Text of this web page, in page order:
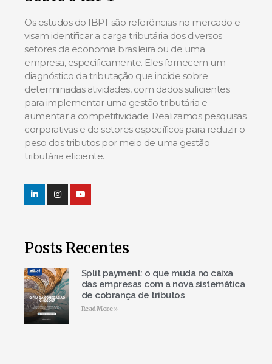
Os estudos do IBPT são referências no mercado e
visam identificar a carga tributária dos diversos
setores da economia brasileira ou de uma
empresa, especificamente. Eles fornecem um
diagnóstico da tributação que incide sobre
determinadas atividades, com dados suficientes
para implementar uma gestão tributária e
aumentar a competitividade. Realizamos pesquisas
corporativas e de setores específicos para reduzir o
peso dos tributos por meio de uma gestão
tributária eficiente.
Posts Recentes
Split payment: o que muda no caixa
das empresas com a nova sistemática
de cobrança de tributos
Read More »